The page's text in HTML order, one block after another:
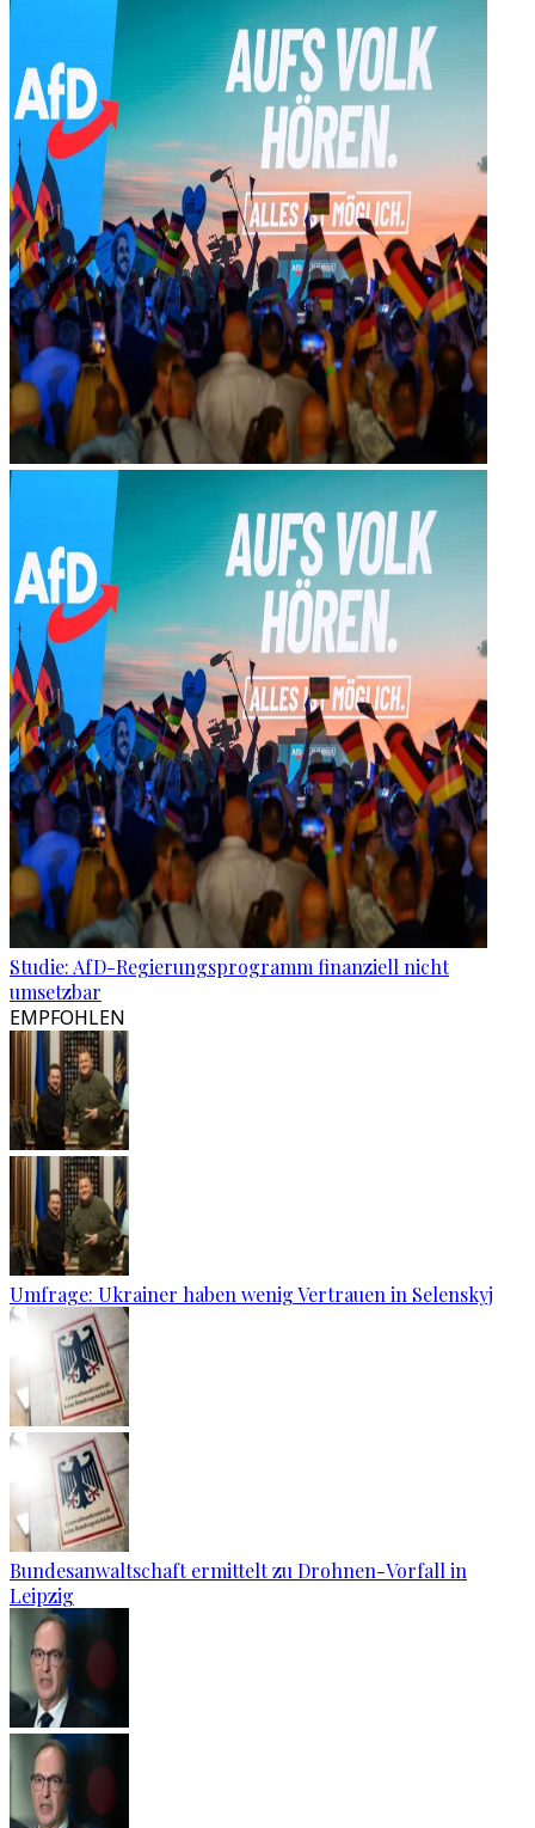
Studie: AfD-Regierungsprogramm finanziell nicht
umsetzbar
EMPFOHLEN
Umfrage: Ukrainer haben wenig Vertrauen in Selenskyj
Bundesanwaltschaft ermittelt zu Drohnen-Vorfall in
Leipzig